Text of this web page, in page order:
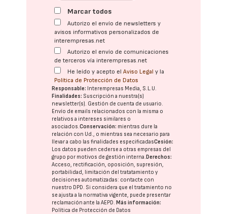
Marcar todos
Autorizo el envío de newsletters y
avisos informativos personalizados de
interempresas.net
Autorizo el envío de comunicaciones
de terceros vía interempresas.net
He leído y acepto elAviso Legal y la
Política de Protección de Datos
Responsable: Interempresas Media, S.L.U.
Finalidades: Suscripción a nuestra(s)
newsletter(s). Gestión de cuenta de usuario.
Envío de emails relacionados con la misma o
relativos a intereses similares o
asociados.Conservación: mientras dure la
relación con Ud., o mientras sea necesario para
llevar a cabo las finalidades especificadasCesión:
Los datos pueden cederse a otras empresas del
grupo por motivos de gestión interna.Derechos:
Acceso, rectificación, oposición, supresión,
portabilidad, limitación del tratatamiento y
decisiones automatizadas: contacte con
nuestro DPD. Si considera que el tratamiento no
se ajusta a la normativa vigente, puede presentar
reclamación ante laAEPD.Más información:
Política de Protección de Datos